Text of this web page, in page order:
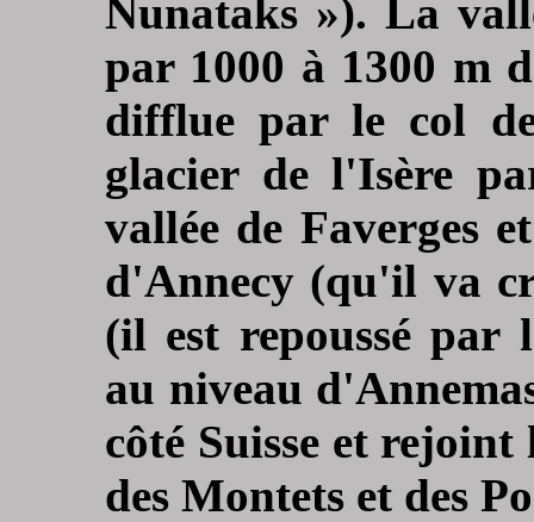
Nunataks »). La
par 1000 à 1300 m
difflue par le col
glacier de l'Isère
vallée de Faverges
d'Annecy (qu'il va
(il est repoussé par
au niveau
côté Suisse et
des Montets et des